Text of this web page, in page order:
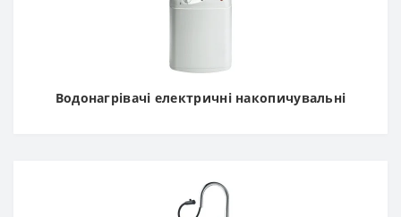
Водонагрівачі електричні накопичувальні